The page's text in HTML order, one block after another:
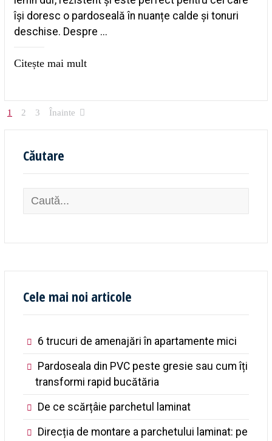
își doresc o pardoseală în nuanțe calde și tonuri
deschise. Despre ...
Citește mai mult
1 2 3 Înainte
Căutare
Cele mai noi articole
6 trucuri de amenajări în apartamente mici
Pardoseala din PVC peste gresie sau cum îți
transformi rapid bucătăria
De ce scărțâie parchetul laminat
Direcția de montare a parchetului laminat: pe